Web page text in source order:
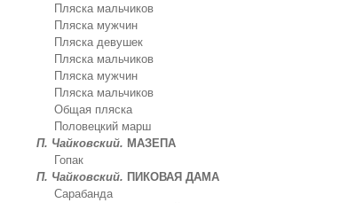
Пляска мальчиков
Пляска мужчин
Пляска девушек
Пляска мальчиков
Пляска мужчин
Пляска мальчиков
Общая пляска
Половецкий марш
П. Чайковский. МАЗЕПА
Гопак
П. Чайковский. ПИКОВАЯ ДАМА
Сарабанда